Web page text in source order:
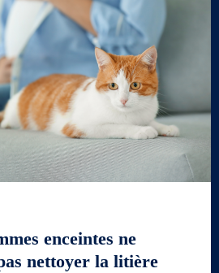
enceintes ne
nettoyer la litière